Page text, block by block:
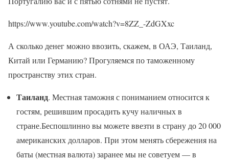
https://www.youtube.com/watch?v=8ZZ_-ZdGXxc
А сколько денег можно ввозить, скажем, в ОАЭ, Таиланд,
Китай или Германию? Прогуляемся по таможенному
пространству этих стран.
Таиланд. Местная таможня с пониманием относится к
гостям, решившим просадить кучу наличных в
стране.Беспошлинно вы можете ввезти в страну до 20 000
американских долларов. При этом менять сбережения на
баты (местная валюта) заранее мы не советуем — в